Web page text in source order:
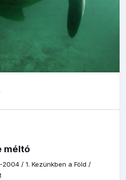
méltó
2004 /1. Kezünkben a Föld /